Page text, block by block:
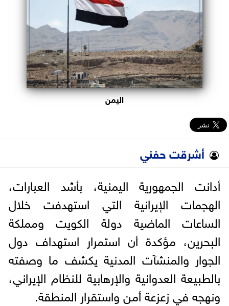
اليمن
أشرقت حفني
أدانت الجمهورية اليمنية، بأشد العبارات،
الهجمات الإيرانية التي استهدفت خلال
الساعات الماضية دولة الكويت ومملكة
البحرين، مؤكدة أن استمرار استهداف دول
الجوار والمنشآت المدنية يكشف ما وصفته
بالطبيعة العدوانية والإرهابية للنظام الإيراني،
ونهجه في زعزعة أمن واستقرار المنطقة.